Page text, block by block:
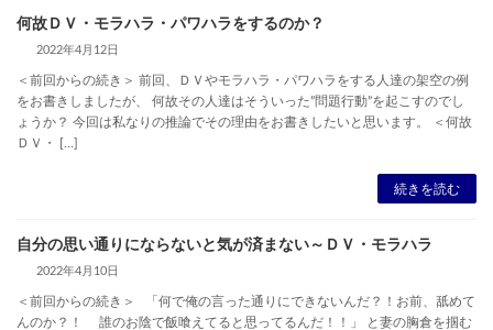
何故ＤＶ・モラハラ・パワハラをするのか？
2022年4月12日
＜前回からの続き＞ 前回、ＤＶやモラハラ・パワハラをする人達の架空の例
をお書きしましたが、 何故その人達はそういった”問題行動”を起こすのでし
ょうか？ 今回は私なりの推論でその理由をお書きしたいと思います。 ＜何故
ＤＶ・ […]
続きを読む
自分の思い通りにならないと気が済まない～ＤＶ・モラハラ
2022年4月10日
＜前回からの続き＞ 「何で俺の言った通りにできないんだ？！お前、舐めて
んのか？！ 誰のお陰で飯喰えてると思ってるんだ！！」 と妻の胸倉を掴む